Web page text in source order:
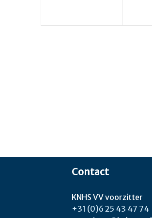
Contact
KNHS VV voorzitter
+31 (0)6 25 43 47 74